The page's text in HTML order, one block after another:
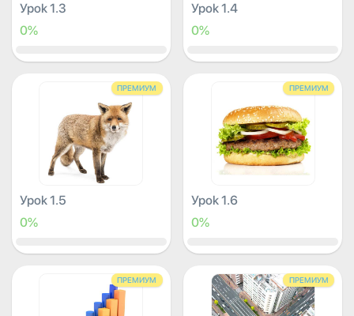
Урок 1.3
0%
Урок 1.4
0%
ПРЕМИУМ
Урок 1.5
0%
ПРЕМИУМ
Урок 1.6
0%
ПРЕМИУМ ПРЕМИУМ